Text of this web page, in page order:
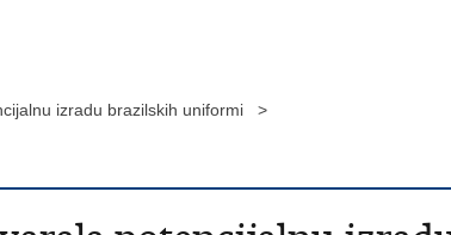
izradu brazilskih uniformi >